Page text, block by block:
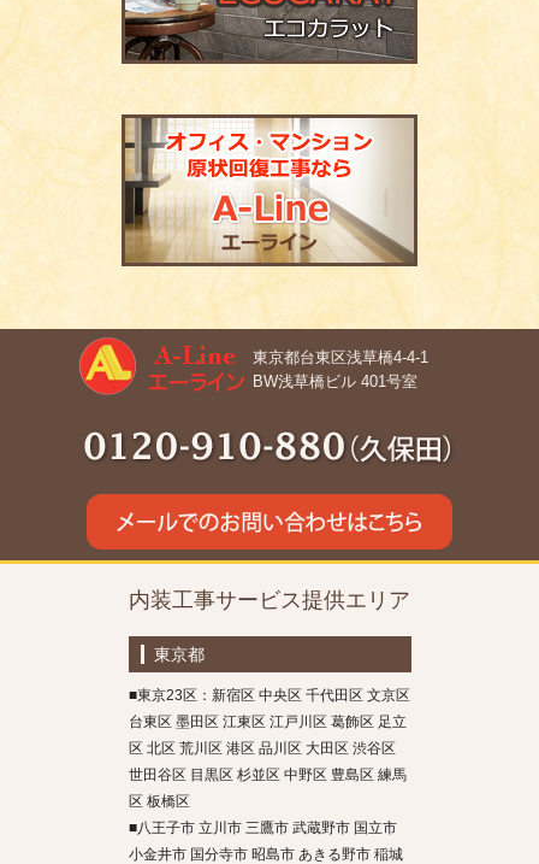
東京都台東区浅草橋4-4-1
BW浅草橋ビル 401号室
内装工事サービス提供エリア
東京都
■東京23区：新宿区 中央区 千代田区 文京区
台東区 墨田区 江東区 江戸川区 葛飾区 足立
区 北区 荒川区 港区 品川区 大田区 渋谷区
世田谷区 目黒区 杉並区 中野区 豊島区 練馬
区 板橋区
■八王子市 立川市 三鷹市 武蔵野市 国立市
小金井市 国分寺市 昭島市 あきる野市 稲城